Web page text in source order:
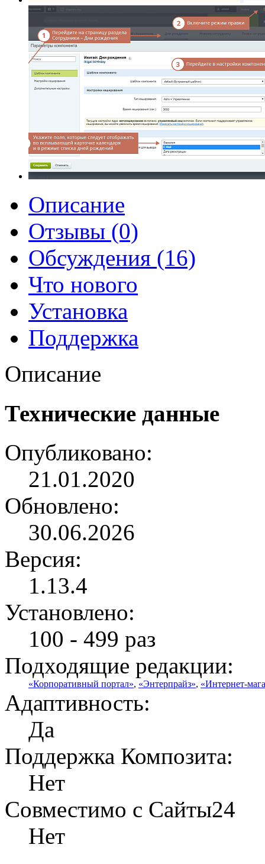
Описание
Отзывы (0)
Обсуждения (16)
Что нового
Установка
Поддержка
Описание
Технические данные
Опубликовано:
21.01.2020
Обновлено:
30.06.2026
Версия:
1.13.4
Установлено:
100 - 499 раз
Подходящие редакции:
«Корпоративный портал», «Энтерпрайз», «Интернет-
Адаптивность:
Да
Поддержка Композита:
Нет
Совместимо с Сайты24
Нет